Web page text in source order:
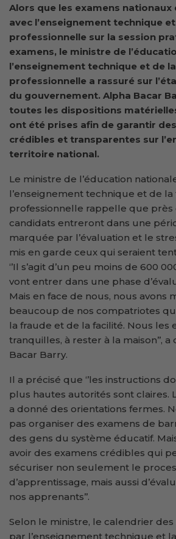
Alors que les examens
avec l’enseignement technique
professionnelle sur la session
examens, le ministre de l’é
l’enseignement technique et de la
professionnelle a rassuré sur
du gouvernement. Alpha Bacar
toutes les dispositions
ont été prises afin de garantir
crédibles et transparentes sur
territoire national.
Le ministre de l’éducation
l’enseignement technique et de
professionnelle rappelle que près
candidats entreront dans une
marquée par l’évaluation et le
mis en garde ceux qui seraient
‘’Il s’agit d’un peu moins de 600
vont entrer dans une phase
Mais en face de nous, nous avons
beaucoup de nos compatriotes
la fraude et de la facilité. Nous les
tranquilles, à rester à la maison’’,
Bacar Barry.
Il a précisé que ‘’les instructions
plus hautes autorités sont claires.
a donné des orientations fermes.
pas organiser des examens de
des gens du système éducatif.
avoir des examens crédibles qui
sécuriser non seulement le
d’apprentissage, mais aussi
nos apprenants’’.
Selon le ministre, le calendrier
par l’enseignement technique et